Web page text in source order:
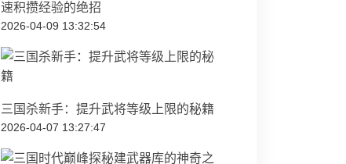
速积攒经验的绝招
2026-04-09 13:32:54
三国杀新手：提升武将等级上限的秘籍
2026-04-07 13:27:47